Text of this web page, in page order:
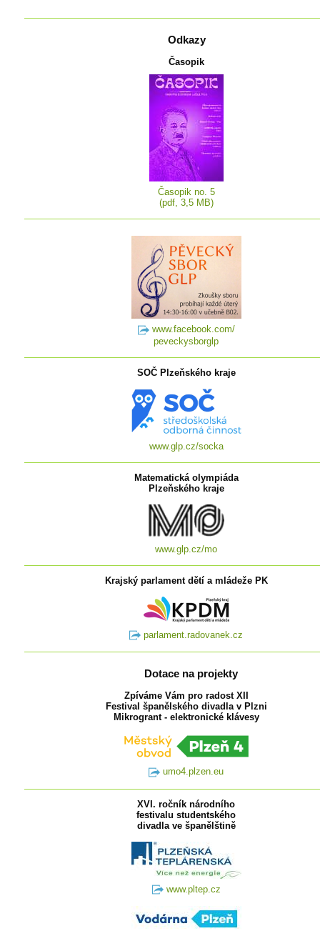
Odkazy
Časopik
Časopik no. 5
(pdf, 3,5 MB)
www.facebook.com/
peveckysborglp
SOČ Plzeňského kraje
www.glp.cz/socka
Matematická olympiáda
Plzeňského kraje
www.glp.cz/mo
Krajský parlament dětí a mládeže PK
parlament.radovanek.cz
Dotace na projekty
Zpíváme Vám pro radost XII
Festival španělského divadla v Plzni
Mikrogrant - elektronické klávesy
umo4.plzen.eu
XVI. ročník národního
festivalu studentského
divadla ve španělštině
www.pltep.cz